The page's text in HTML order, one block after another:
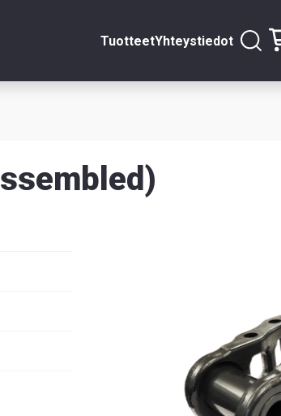
TuotteetYhteystiedot